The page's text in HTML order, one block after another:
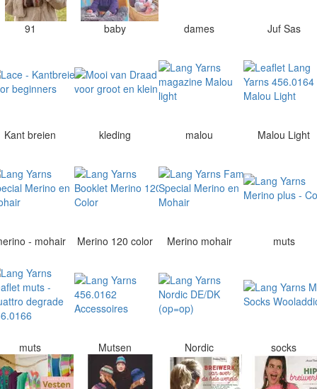
91 baby dames Juf Sas
Kant breien kleding malou Malou Light
- mohair Merino 120 color Merino mohair muts
muts Mutsen Nordic socks